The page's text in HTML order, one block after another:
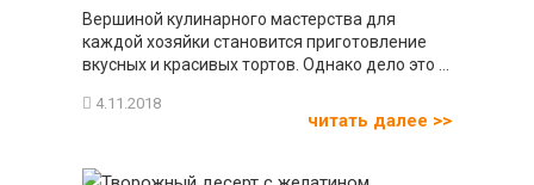
Вершиной кулинарного мастерства для
каждой хозяйки становится приготовление
вкусных и красивых тортов. Однако дело это ...
читать далее >>